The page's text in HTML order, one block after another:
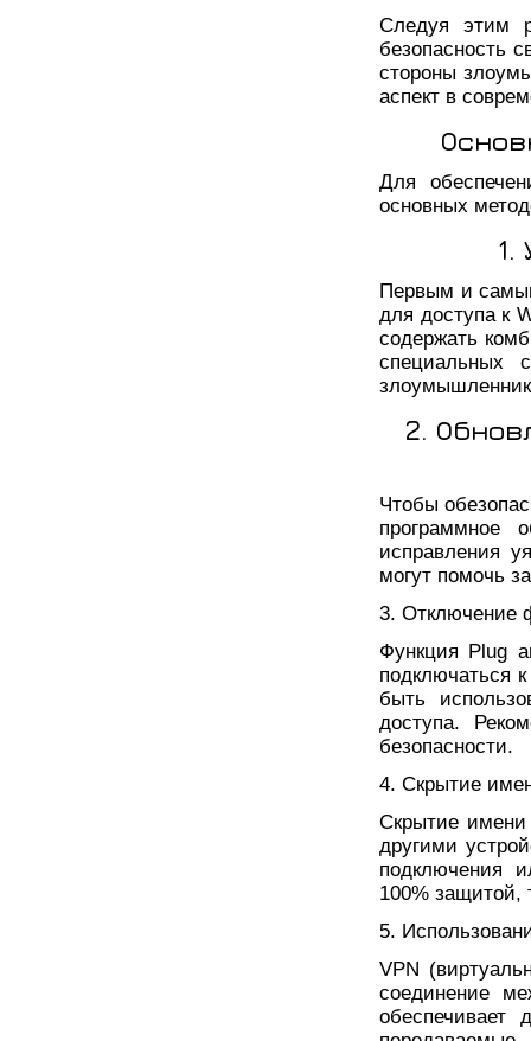
Следуя этим
безопасность
стороны
аспект в
Для
основных
1.
Первым и
для доступа к
содержать
специальных
2.
Чтобы
программное
исправления
могут помочь
3. Отключение
Функция Plug
подключаться
быть
доступа.
безопасности.
4. Скрытие
Скрытие имени
другими
подключения
100% защитой,
5.
VPN
соединение
обеспечивает